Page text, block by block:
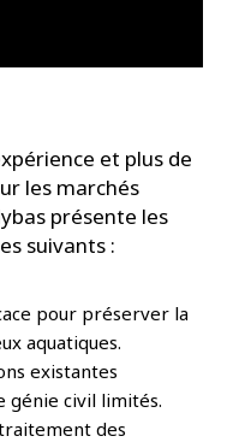
et plus de
les marchés
présente les
suivants :
pour préserver la
aquatiques.
existantes
génie civil limités.
des